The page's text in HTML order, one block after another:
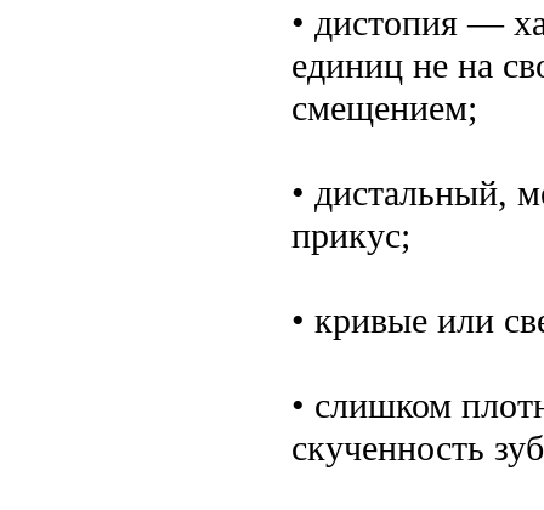
• дистопия —
единиц не на
смещением;
• дистальный,
прикус;
• кривые или
• слишком
скученность